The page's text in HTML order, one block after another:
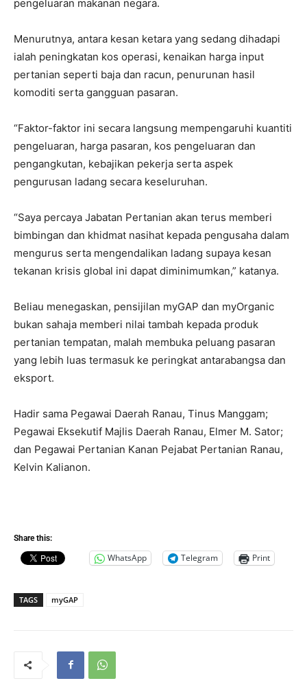
pengeluaran makanan negara.
Menurutnya, antara kesan ketara yang sedang dihadapi
ialah peningkatan kos operasi, kenaikan harga input
pertanian seperti baja dan racun, penurunan hasil
komoditi serta gangguan pasaran.
“Faktor-faktor ini secara langsung mempengaruhi kuantiti
pengeluaran, harga pasaran, kos pengeluaran dan
pengangkutan, kebajikan pekerja serta aspek
pengurusan ladang secara keseluruhan.
“Saya percaya Jabatan Pertanian akan terus memberi
bimbingan dan khidmat nasihat kepada pengusaha dalam
mengurus serta mengendalikan ladang supaya kesan
tekanan krisis global ini dapat diminimumkan,” katanya.
Beliau menegaskan, pensijilan myGAP dan myOrganic
bukan sahaja memberi nilai tambah kepada produk
pertanian tempatan, malah membuka peluang pasaran
yang lebih luas termasuk ke peringkat antarabangsa dan
eksport.
Hadir sama Pegawai Daerah Ranau, Tinus Manggam;
Pegawai Eksekutif Majlis Daerah Ranau, Elmer M. Sator;
dan Pegawai Pertanian Kanan Pejabat Pertanian Ranau,
Kelvin Kalianon.
Share this:
WhatsApp Telegram Print
TAGS myGAP